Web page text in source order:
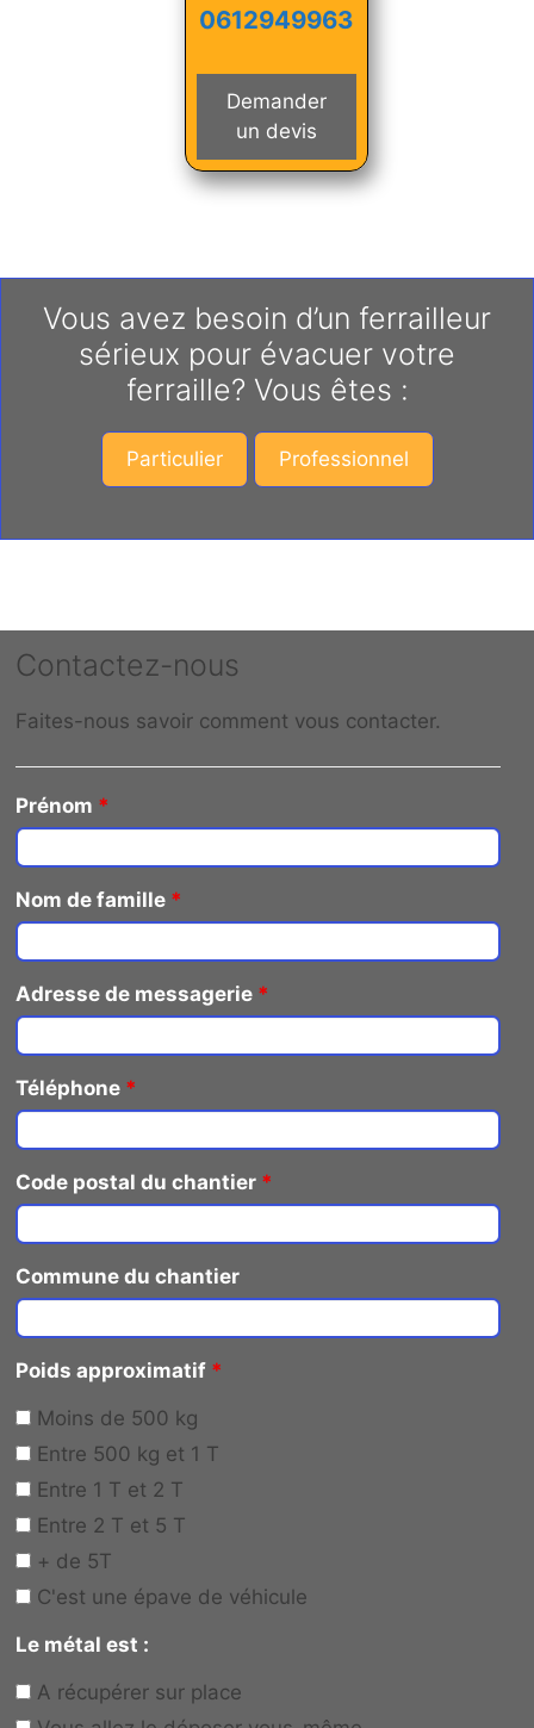
0612949963
Demander
un devis
Vous avez besoin d’un ferrailleur
sérieux pour évacuer votre
ferraille? Vous êtes :
Particulier Professionnel
Contactez-nous
Faites-nous savoir comment vous contacter.
Prénom *
Nom de famille *
Adresse de messagerie *
Téléphone *
Code postal du chantier *
Commune du chantier
Poids approximatif *
Moins de 500 kg
Entre 500 kg et 1 T
Entre 1 T et 2 T
Entre 2 T et 5 T
+ de 5T
C'est une épave de véhicule
Le métal est :
A récupérer sur place